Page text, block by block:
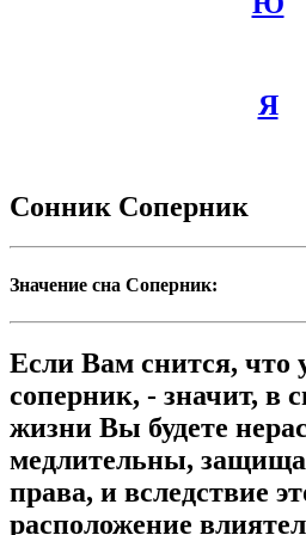
Я
Сонник Соперник
Значение сна Соперник:
Если Вам снится, что
соперник, - значит, в
жизни Вы будете
медлительны,
права, и вследствие
расположение